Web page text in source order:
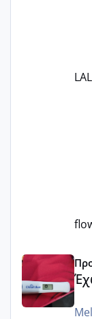
Έχω μπερδευτεί